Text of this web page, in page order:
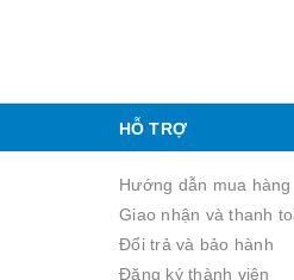
HỖ TRỢ
Hướng dẫn mua hàng
Giao nhận và thanh
Đổi trả và bảo hành
Đăng ký thành viên